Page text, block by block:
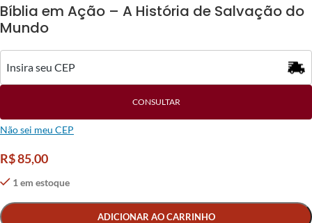
Bíblia em Ação – A História de Salvação do
Mundo
CONSULTAR
Não sei meu CEP
R$85,00
1 em estoque
ADICIONAR AO CARRINHO
Alternative: